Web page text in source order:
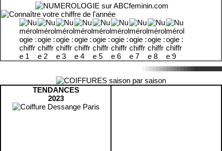
TENDANCES
2023